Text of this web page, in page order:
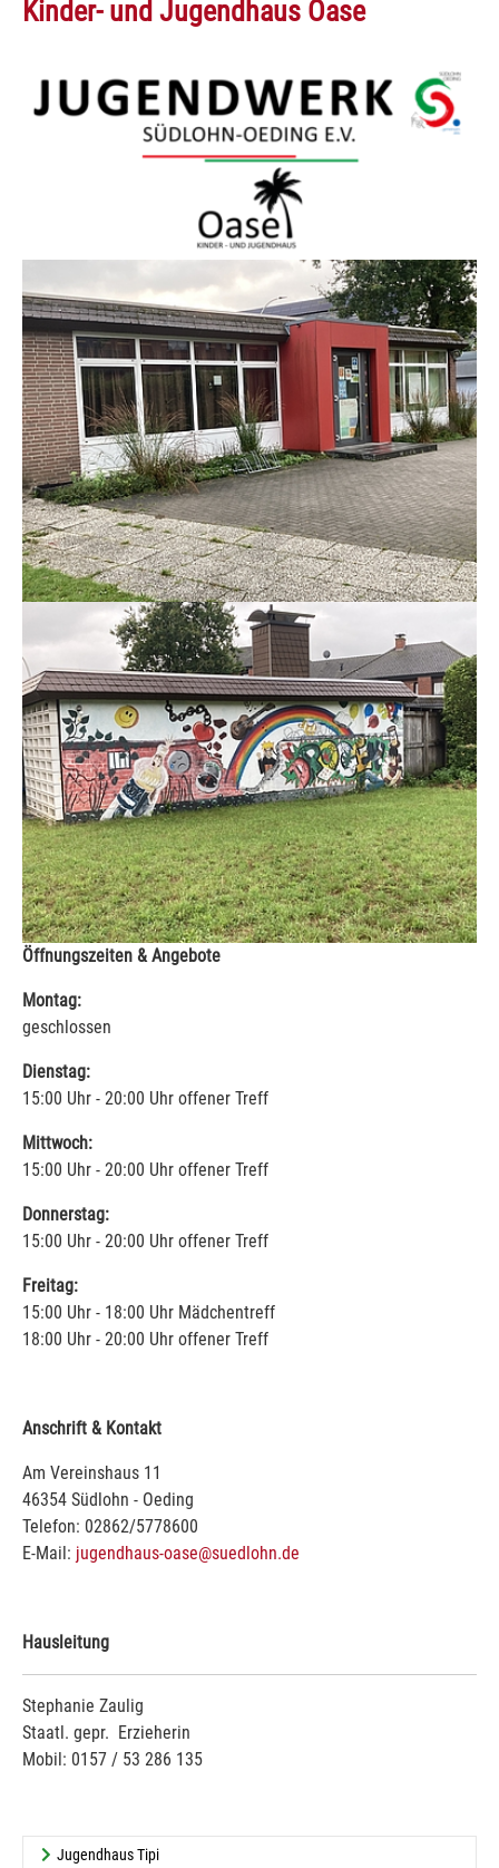
Kinder- und Jugendhaus Oase
Öffnungszeiten & Angebote
Montag:
geschlossen
Dienstag:
15:00 Uhr - 20:00 Uhr offener Treff
Mittwoch:
15:00 Uhr - 20:00 Uhr offener Treff
Donnerstag:
15:00 Uhr - 20:00 Uhr offener Treff
Freitag:
15:00 Uhr - 18:00 Uhr Mädchentreff
18:00 Uhr - 20:00 Uhr offener Treff
Anschrift & Kontakt
Am Vereinshaus 11
46354 Südlohn - Oeding
Telefon: 02862/5778600
E-Mail: jugendhaus-oase@suedlohn.de
Hausleitung
Stephanie Zaulig
Staatl. gepr. Erzieherin
Mobil: 0157 / 53 286 135
Jugendhaus Tipi